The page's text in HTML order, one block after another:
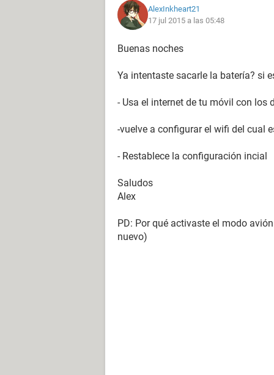
AlexInkheart21
17 jul 2015 a las 05:48
Buenas noches
Ya intentaste sacarle la batería? si
- Usa el internet de tu móvil con los
-vuelve a configurar el wifi del cual
- Restablece la configuración incial
Saludos
Alex
PD: Por qué activaste el modo
nuevo)